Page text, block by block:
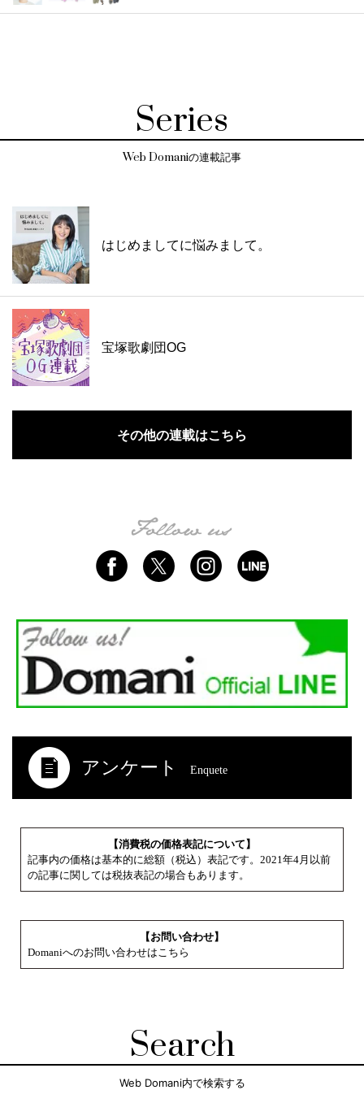
Series
Web Domaniの連載記事
はじめましてに悩みまして。
宝塚歌劇団OG
その他の連載はこちら
アンケート Enquete
【消費税の価格表記について】
記事内の価格は基本的に総額（税込）表記です。2021年4月以前
の記事に関しては税抜表記の場合もあります。
【お問い合わせ】
Domaniへのお問い合わせはこちら
Search
Web Domani内で検索する